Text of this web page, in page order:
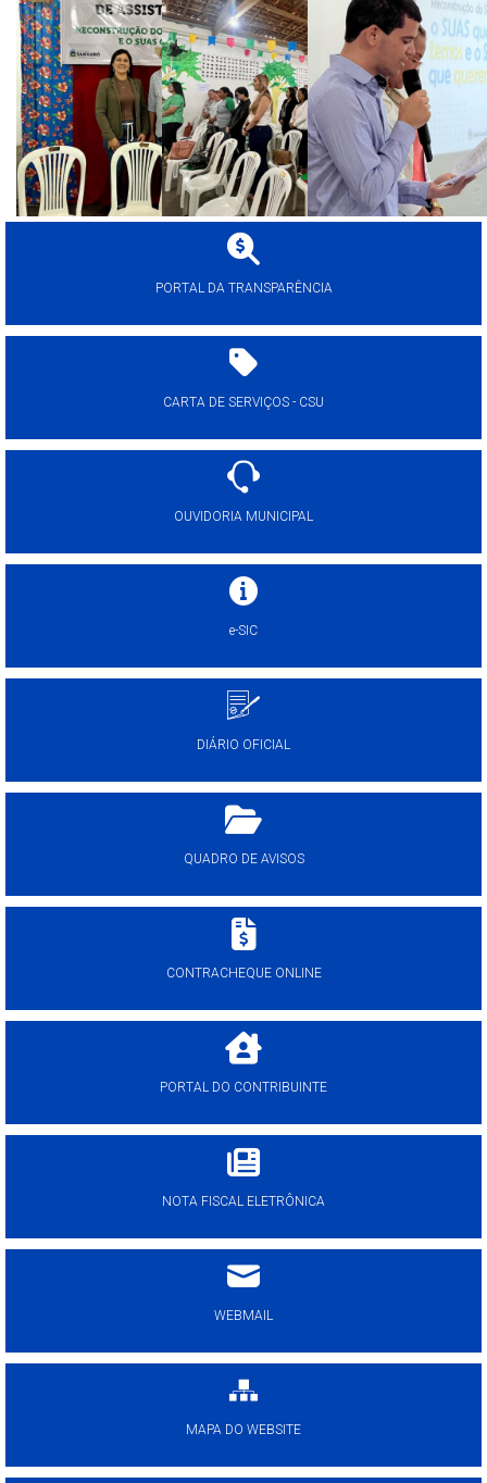
PORTAL DA TRANSPARÊNCIA
CARTA DE SERVIÇOS - CSU
OUVIDORIA MUNICIPAL
e-SIC
DIÁRIO OFICIAL
QUADRO DE AVISOS
CONTRACHEQUE ONLINE
PORTAL DO CONTRIBUINTE
NOTA FISCAL ELETRÔNICA
WEBMAIL
MAPA DO WEBSITE